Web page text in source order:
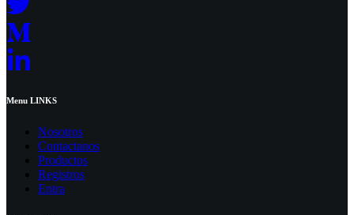
Menu LINKS
Nosotros
Contactanos
Productos
Registros
Entra